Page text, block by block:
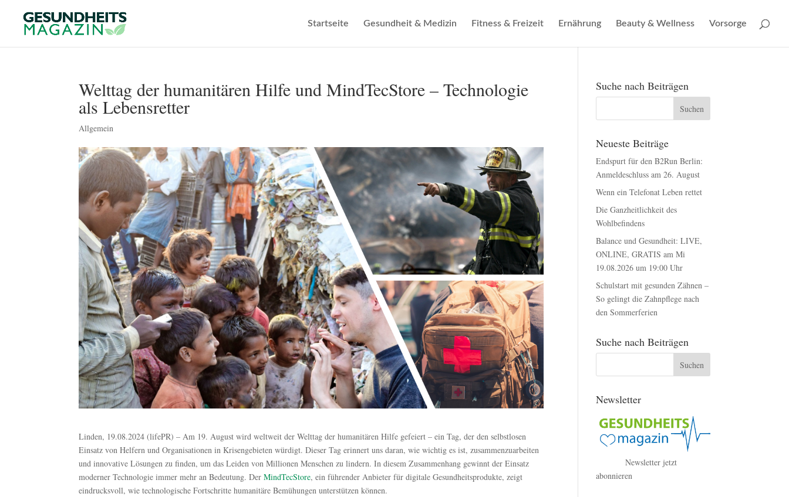
Startseite Gesundheit & Medizin Fitness & Freizeit Ernährung Beauty & Wellness Vorsorge
Welttag der humanitären Hilfe und MindTecStore – Technologie
als Lebensretter
Allgemein
Linden, 19.08.2024 (lifePR) – Am 19. August wird weltweit der Welttag der humanitären Hilfe gefeiert – ein Tag, der den selbstlosen
Einsatz von Helfern und Organisationen in Krisengebieten würdigt. Dieser Tag erinnert uns daran, wie wichtig es ist, zusammenzuarbeiten
und innovative Lösungen zu finden, um das Leiden von Millionen Menschen zu lindern. In diesem Zusammenhang gewinnt der Einsatz
moderner Technologie immer mehr an Bedeutung. DerMindTecStore, ein führender Anbieter für digitale Gesundheitsprodukte, zeigt
eindrucksvoll, wie technologische Fortschritte humanitäre Bemühungen unterstützen können.
Suche nach Beiträgen
Neueste Beiträge
Endspurt für den B2Run Berlin:
Anmeldeschluss am 26. August
Wenn ein Telefonat Leben rettet
Die Ganzheitlichkeit des
Wohlbefindens
Balance und Gesundheit: LIVE,
ONLINE, GRATIS am Mi
19.08.2026 um 19:00 Uhr
Schulstart mit gesunden Zähnen –
So gelingt die Zahnpflege nach
den Sommerferien
Suche nach Beiträgen
Newsletter
Newsletter jetzt
abonnieren